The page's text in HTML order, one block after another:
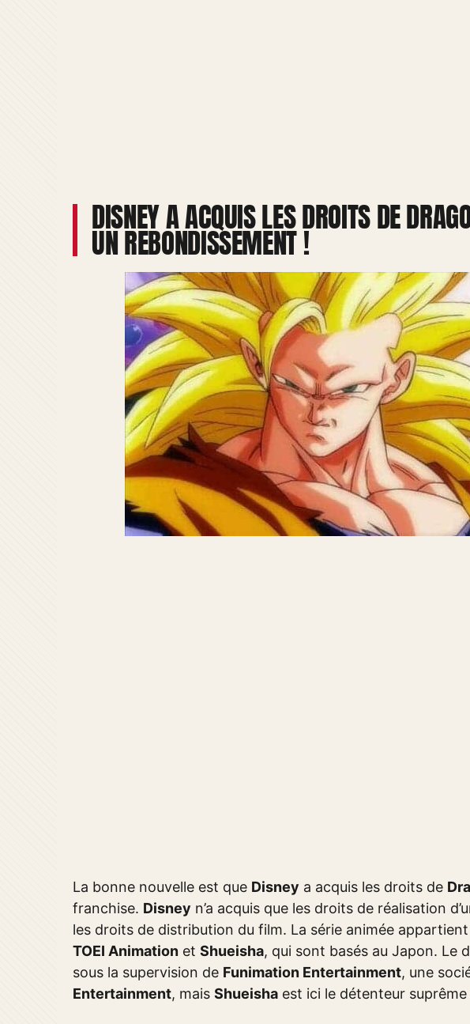
DISNEY A ACQUIS LES DROITS DE
UN REBONDISSEMENT !
La bonne nouvelle est que Disney a acquis les droits de
franchise. Disney n’a acquis que les droits de réalisation
les droits de distribution du film. La série animée
TOEI Animation et Shueisha, qui sont basés au Japon. Le
sous la supervision de Funimation Entertainment, une
Entertainment, mais Shueisha est ici le détenteur